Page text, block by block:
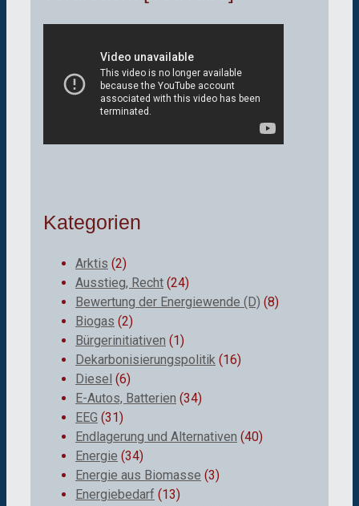
Kategorien
Arktis (2)
Ausstieg, Recht (24)
Bewertung der Energiewende (D) (8)
Biogas (2)
Bürgerinitiativen (1)
Dekarbonisierungspolitik (16)
Diesel (6)
E-Autos, Batterien (34)
EEG (31)
Endlagerung und Alternativen (40)
Energie (34)
Energie aus Biomasse (3)
Energiebedarf (13)